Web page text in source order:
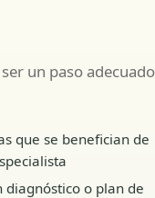
un paso adecuado
que se benefician de
diagnóstico o plan de